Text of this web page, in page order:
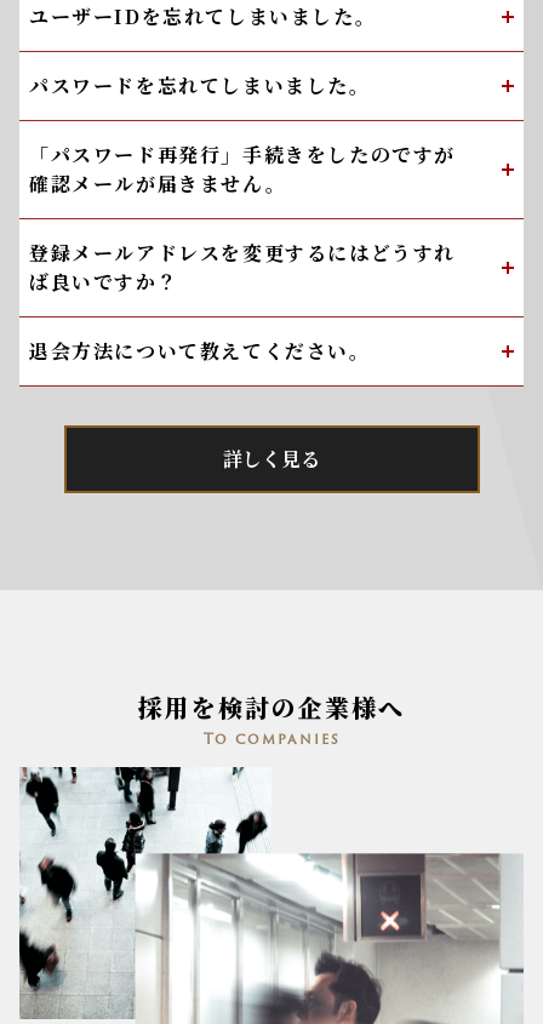
ユーザーIDを忘れてしまいました。
パスワードを忘れてしまいました。
「パスワード再発行」手続きをしたのですが
確認メールが届きません。
登録メールアドレスを変更するにはどうすれ
ば良いですか？
退会方法について教えてください。
詳しく見る
採用を検討の企業様へ
To companies